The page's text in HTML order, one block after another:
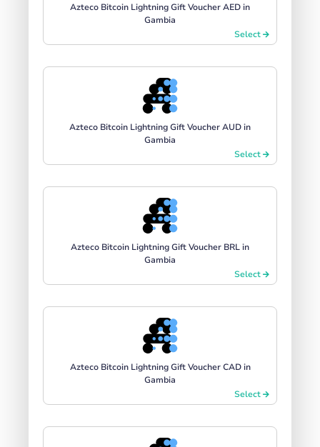
Azteco Bitcoin Lightning Gift Voucher AED in
Gambia
Select
Azteco Bitcoin Lightning Gift Voucher AUD in
Gambia
Select
Azteco Bitcoin Lightning Gift Voucher BRL in
Gambia
Select
Azteco Bitcoin Lightning Gift Voucher CAD in
Gambia
Select